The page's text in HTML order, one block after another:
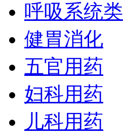
呼吸系统类
健胃消化
五官用药
妇科用药
儿科用药